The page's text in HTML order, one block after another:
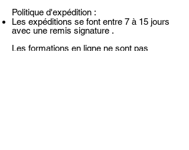
Politique d'expédition :
Les expéditions se font entre 7 à 15 jours
avec une remis signature .
Les formations en ligne ne sont pas